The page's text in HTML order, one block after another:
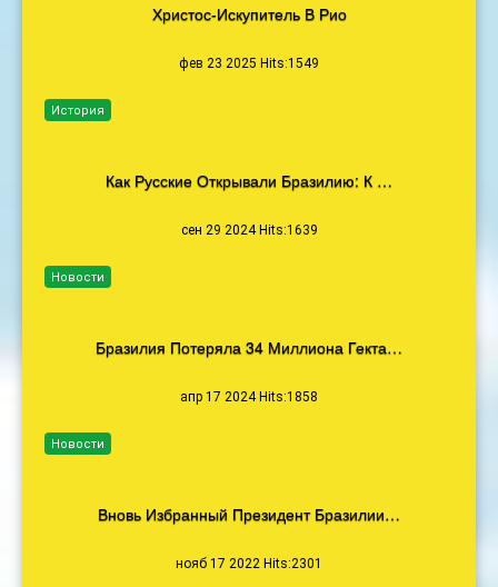
Христос-Искупитель В Рио
фев 23 2025 Hits:1549
Как Русские Открывали Бразилию: К …
сен 29 2024 Hits:1639
История
Бразилия Потеряла 34 Миллиона Гекта…
апр 17 2024 Hits:1858
Новости
Вновь Избранный Президент Бразилии…
нояб 17 2022 Hits:2301
Новости